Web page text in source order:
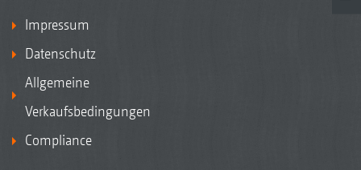
Impressum
Datenschutz
Allgemeine
Verkaufsbedingungen
Compliance